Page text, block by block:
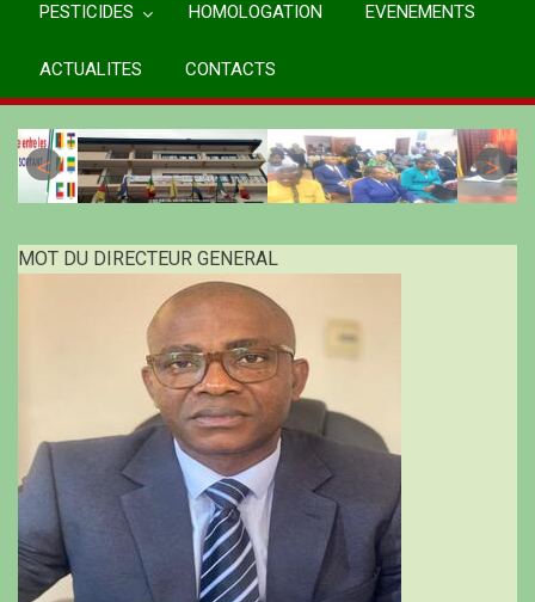
PESTICIDES HOMOLOGATION EVENEMENTS
ACTUALITES CONTACTS
MOT DU DIRECTEUR GENERAL